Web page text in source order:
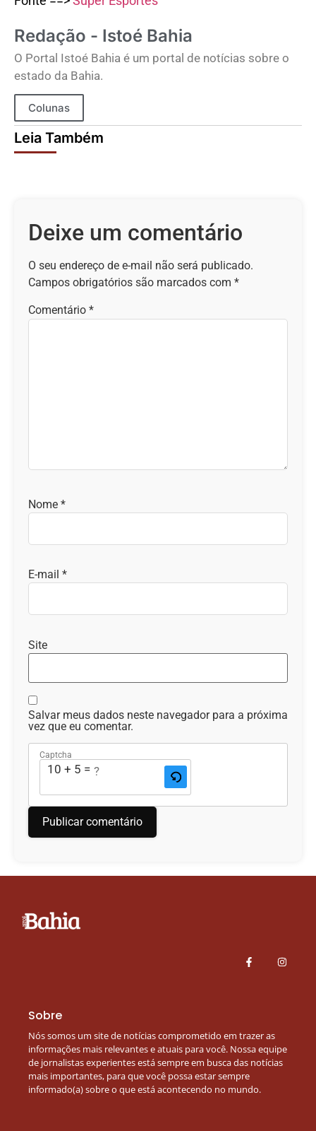
Redação - Istoé Bahia
O Portal Istoé Bahia é um portal de notícias sobre o
estado da Bahia.
Colunas
Leia Também
Deixe um comentário
O seu endereço de e-mail não será publicado.
Campos obrigatórios são marcados com *
Comentário *
Nome *
E-mail *
Site
Salvar meus dados neste navegador para a próxima
vez que eu comentar.
Captcha
10 + 5 = ?
Sobre
Nós somos um site de notícias comprometido em trazer as
informações mais relevantes e atuais para você. Nossa equipe
de jornalistas experientes está sempre em busca das notícias
mais importantes, para que você possa estar sempre
informado(a) sobre o que está acontecendo no mundo.